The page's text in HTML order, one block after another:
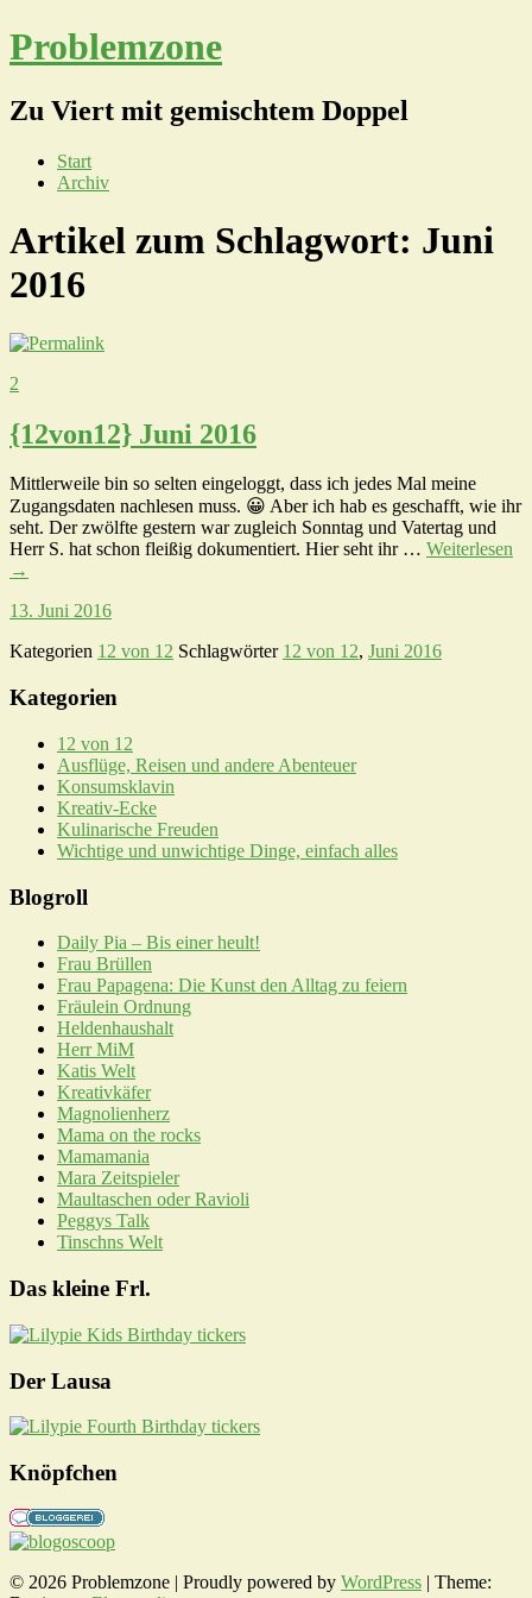
Problemzone
Zu Viert mit gemischtem Doppel
Start
Archiv
Artikel zum Schlagwort: Juni
2016
2
{12von12} Juni 2016
Mittlerweile bin so selten eingeloggt, dass ich jedes Mal meine
Zugangsdaten nachlesen muss. 😀 Aber ich hab es geschafft, wie ihr
seht. Der zwölfte gestern war zugleich Sonntag und Vatertag und
Herr S. hat schon fleißig dokumentiert. Hier seht ihr … Weiterlesen
→
13. Juni 2016
Kategorien 12 von 12 Schlagwörter 12 von 12, Juni 2016
Kategorien
12 von 12
Ausflüge, Reisen und andere Abenteuer
Konsumsklavin
Kreativ-Ecke
Kulinarische Freuden
Wichtige und unwichtige Dinge, einfach alles
Blogroll
Daily Pia – Bis einer heult!
Frau Brüllen
Frau Papagena: Die Kunst den Alltag zu feiern
Fräulein Ordnung
Heldenhaushalt
Herr MiM
Katis Welt
Kreativkäfer
Magnolienherz
Mama on the rocks
Mamamania
Mara Zeitspieler
Maultaschen oder Ravioli
Peggys Talk
Tinschns Welt
Das kleine Frl.
Der Lausa
Knöpfchen
© 2026 Problemzone | Proudly powered by WordPress | Theme: